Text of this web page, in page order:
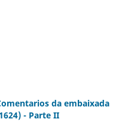
da embaixada
- Parte II